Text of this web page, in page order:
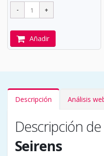
Añadir
Descripción Análisis
Descripción de
Seirens